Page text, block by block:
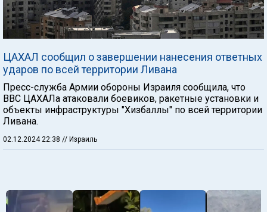
ЦАХАЛ сообщил о завершении нанесения ответных
ударов по всей территории Ливана
Пресс-служба Армии обороны Израиля сообщила, что
ВВС ЦАХАЛа атаковали боевиков, ракетные установки и
объекты инфраструктуры "Хизбаллы" по всей территории
Ливана.
02.12.2024 22:38 // Израиль